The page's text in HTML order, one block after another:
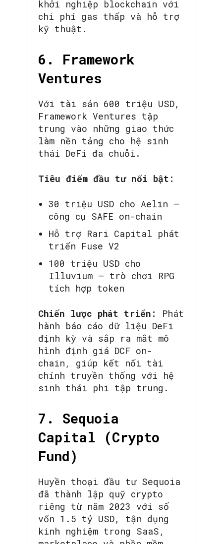
SEARCH...
khởi nghiệp blockchain với
chi phí gas thấp và hỗ trợ
kỹ thuật.
6. Framework
Ventures
Với tài sản 600 triệu USD,
Framework Ventures tập
trung vào những giao thức
làm nền tảng cho hệ sinh
thái DeFi đa chuỗi.
Tiêu điểm đầu tư nổi bật:
30 triệu USD cho Aelin –
công cụ SAFE on-chain
Hỗ trợ Rari Capital phát
triển Fuse V2
100 triệu USD cho
Illuvium – trò chơi RPG
tích hợp token
Chiến lược phát triển:
Phát
hành báo cáo dữ liệu DeFi
định kỳ và sắp ra mắt mô
hình định giá DCF on-
chain, giúp kết nối tài
chính truyền thống với hệ
sinh thái phi tập trung.
7. Sequoia
Capital (Crypto
Fund)
Huyền thoại đầu tư Sequoia
đã thành lập quỹ crypto
riêng từ năm 2023 với số
vốn 1.5 tỷ USD, tận dụng
kinh nghiệm trong SaaS,